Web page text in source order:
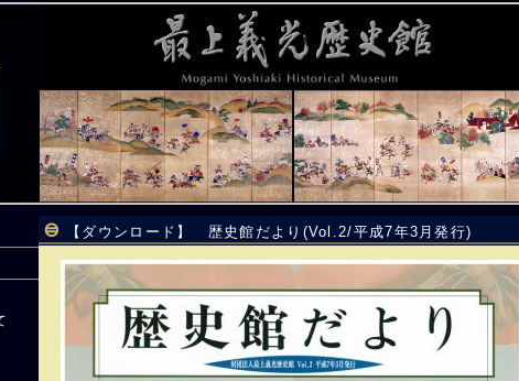
【ダウンロード】 歴史館だより(Vol.2/平成7年3月発行)